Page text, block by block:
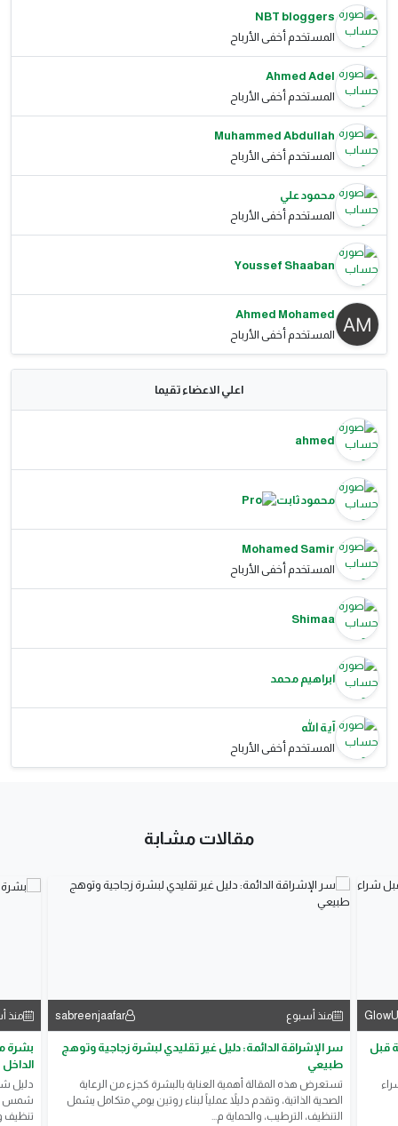
NBT bloggers
المستخدم أخفى الأرباح
Ahmed Adel
المستخدم أخفى الأرباح
Muhammed Abdullah
المستخدم أخفى الأرباح
محمود علي
المستخدم أخفى الأرباح
Youssef Shaaban
Ahmed Mohamed
المستخدم أخفى الأرباح
اعلي الاعضاء تقيما
ahmed
محمود ثابت
Mohamed Samir
المستخدم أخفى الأرباح
Shimaa
ابراهيم محمد
آية الله
المستخدم أخفى الأرباح
مقالات مشابة
قبل
منذ أسبوع sabreenjaafar
سر الإشراقة الدائمة: دليل غير تقليدي لبشرة زجاجية وتوهج
طبيعي
تستعرض هذه المقالة أهمية العناية بالبشرة كجزء من الرعاية
الصحية الذاتية، وتقدم دليلاً عملياً لبناء روتين يومي متكامل يشمل
التنظيف، الترطيب، والحماية م...
منذ
بشرة
الداخل
دليل
تنظيف